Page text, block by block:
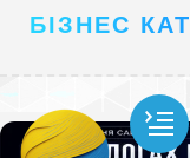
БІЗНЕС